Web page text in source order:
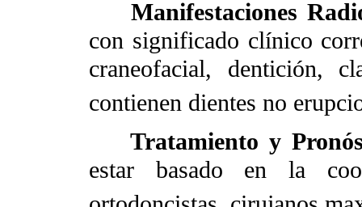
Manifestaciones
con significado clínico
craneofacial, dentición,
contienen dientes no
Tratamiento y
estar basado en la